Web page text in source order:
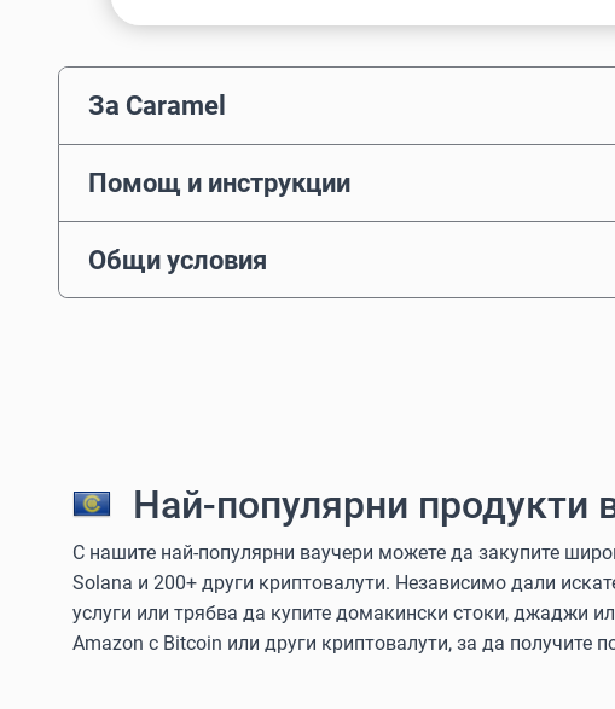
За Caramel
Помощ и инструкции
Общи условия
Най-популярни продукти
С нашите най-популярни ваучери можете да закупите
Solana и 200+ други криптовалути. Независимо дали
услуги или трябва да купите домакински стоки, джаджи
Amazon с Bitcoin или други криптовалути, за да получите